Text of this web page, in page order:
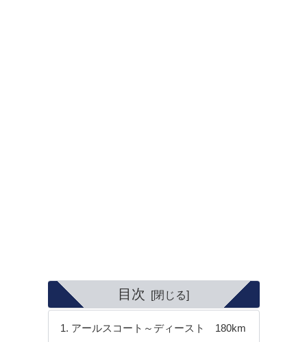
目次
アールスコート～ディースト 180km